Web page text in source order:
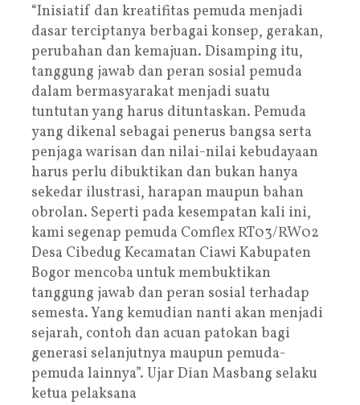
“Inisiatif dan kreatifitas pemuda menjadi
dasar terciptanya berbagai konsep, gerakan,
perubahan dan kemajuan. Disamping itu,
tanggung jawab dan peran sosial pemuda
dalam bermasyarakat menjadi suatu
tuntutan yang harus dituntaskan. Pemuda
yang dikenal sebagai penerus bangsa serta
penjaga warisan dan nilai-nilai kebudayaan
harus perlu dibuktikan dan bukan hanya
sekedar ilustrasi, harapan maupun bahan
obrolan. Seperti pada kesempatan kali ini,
kami segenap pemuda Comflex RT03/RW02
Desa Cibedug Kecamatan Ciawi Kabupaten
Bogor mencoba untuk membuktikan
tanggung jawab dan peran sosial terhadap
semesta. Yang kemudian nanti akan menjadi
sejarah, contoh dan acuan patokan bagi
generasi selanjutnya maupun pemuda-
pemuda lainnya”. Ujar Dian Masbang selaku
ketua pelaksana